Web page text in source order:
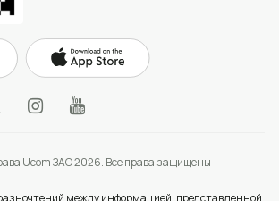
Ucom ЗАО 2026. Все права защищены
между информацией, представленной